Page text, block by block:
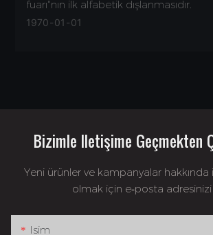
fuarı"nın ilk alfabetik dışlanmasıdır.
1970 01 01
Bizimle Iletişime Geçmekten
Yeni ürünler ve kampanyalar
olmak için e-posta adresinizi
Isim